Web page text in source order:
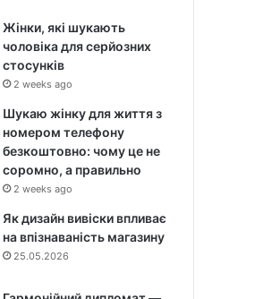
Жінки, які шукають
чоловіка для серйозних
стосунків
2 weeks ago
Шукаю жінку для життя з
номером телефону
безкоштовно: чому це не
соромно, а правильно
2 weeks ago
Як дизайн вивіски впливає
на впізнаваність магазину
25.05.2026